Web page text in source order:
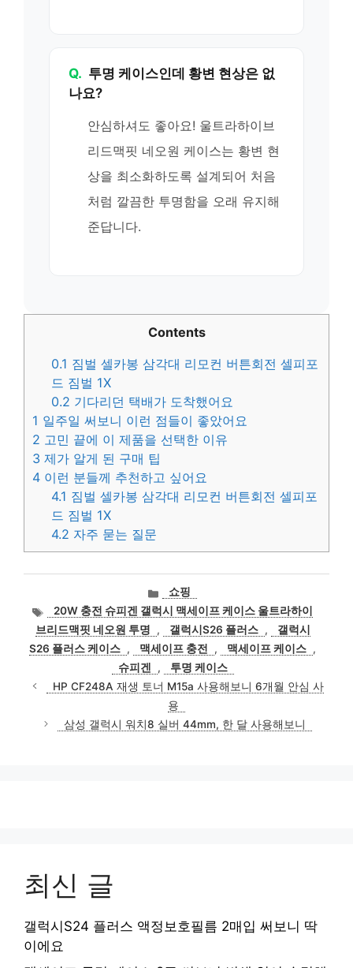
Q. 투명 케이스인데 황변 현상은 없
나요?
안심하셔도 좋아요! 울트라하이브
리드맥핏 네오원 케이스는 황변 현
상을 최소화하도록 설계되어 처음
처럼 깔끔한 투명함을 오래 유지해
준답니다.
Contents
0.1 짐벌 셀카봉 삼각대 리모컨 버튼회전 셀피포
드 짐벌 1X
0.2 기다리던 택배가 도착했어요
1 일주일 써보니 이런 점들이 좋았어요
2 고민 끝에 이 제품을 선택한 이유
3 제가 알게 된 구매 팁
4 이런 분들께 추천하고 싶어요
4.1 짐벌 셀카봉 삼각대 리모컨 버튼회전 셀피포
드 짐벌 1X
4.2 자주 묻는 질문
카
테
고
리
쇼핑
태
그
20W 충전 슈피겐 갤럭시 맥세이프 케이스 울트라하이
브리드맥핏 네오원 투명
, 갤럭시S26 플러스 ,
갤럭시
S26 플러스 케이스 , 맥세이프 충전 , 맥세이프 케이스 ,
슈피겐
,
투명 케이스
HP CF248A 재생 토너 M15a 사용해보니 6개월 안심 사
용
삼성 갤럭시 워치8 실버 44mm, 한 달 사용해보니
최신 글
갤럭시S24 플러스 액정보호필름 2매입 써보니 딱
이에요